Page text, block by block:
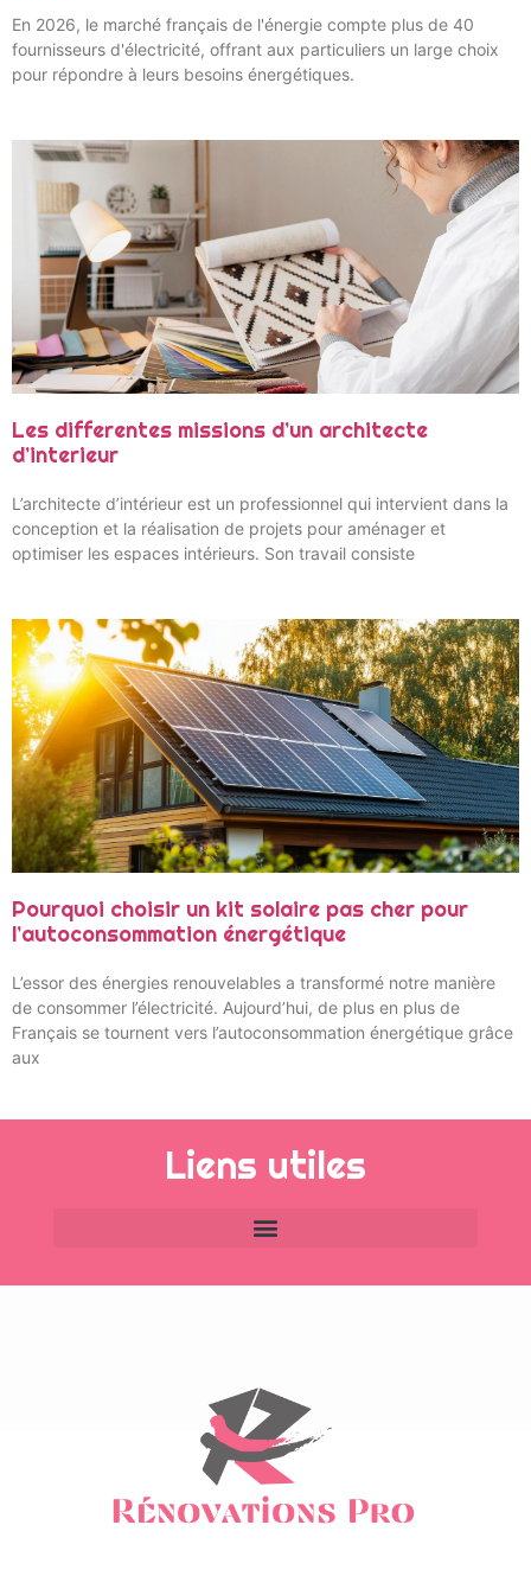
En 2026, le marché français de l'énergie compte plus de 40
fournisseurs d'électricité, offrant aux particuliers un large choix
pour répondre à leurs besoins énergétiques.
Les differentes missions d’un architecte
d’interieur
L’architecte d’intérieur est un professionnel qui intervient dans la
conception et la réalisation de projets pour aménager et
optimiser les espaces intérieurs. Son travail consiste
Pourquoi choisir un kit solaire pas cher pour
l’autoconsommation énergétique
L’essor des énergies renouvelables a transformé notre manière
de consommer l’électricité. Aujourd’hui, de plus en plus de
Français se tournent vers l’autoconsommation énergétique grâce
aux
Liens utiles